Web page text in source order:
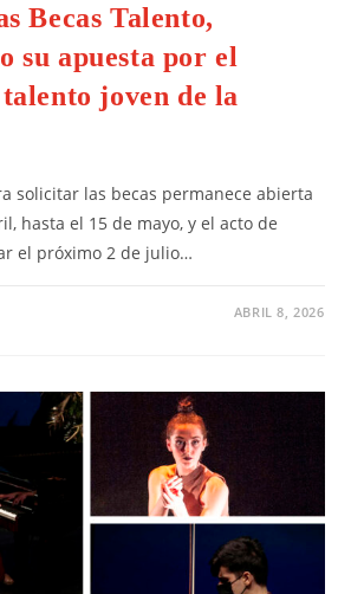
Becas Talento,
su apuesta por el
joven de la
solicitar las becas permanece abierta
hasta el 15 de mayo, y el acto de
el próximo 2 de julio…
ABRIL 8, 2026